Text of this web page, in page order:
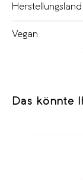
Herstellungsland
Vegan
Das könnte